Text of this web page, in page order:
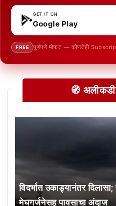
GET IT ON
Google Play
FREE पूर्णपणे मोफत — कोणतेही
🧭
विदर्भात उकाड्यानंतर
मेघगर्जनेसह पावसाचा अंदाज